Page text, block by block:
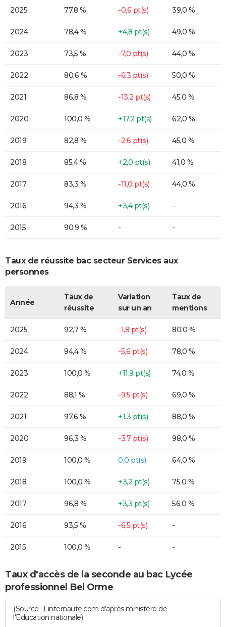
2025 77,8 % -0,6 pt(s) 39,0 %
2024 78,4 % +4,8 pt(s) 49,0 %
2023 73,5 % -7,0 pt(s) 44,0 %
2022 80,6 % -6,3 pt(s) 50,0 %
2021 86,8 % -13,2 pt(s) 45,0 %
2020 100,0 % +17,2 pt(s) 62,0 %
2019 82,8 % -2,6 pt(s) 45,0 %
2018 85,4 % +2,0 pt(s) 41,0 %
2017 83,3 % -11,0 pt(s) 44,0 %
2016 94,3 % +3,4 pt(s) -
2015 90,9 % - -
Taux de réussite bac secteur Services aux
personnes
Année
Taux de
réussite
Variation
sur un an
Taux de
mentions
2025 92,7 % -1,8 pt(s) 80,0 %
2024 94,4 % -5,6 pt(s) 78,0 %
2023 100,0 % +11,9 pt(s) 74,0 %
2022 88,1 % -9,5 pt(s) 69,0 %
2021 97,6 % +1,3 pt(s) 88,0 %
2020 96,3 % -3,7 pt(s) 98,0 %
2019 100,0 % 0,0 pt(s) 64,0 %
2018 100,0 % +3,2 pt(s) 75,0 %
2017 96,8 % +3,3 pt(s) 56,0 %
2016 93,5 % -6,5 pt(s) -
2015 100,0 % - -
Taux d'accès de la seconde au bac Lycée
professionnel Bel Orme
(Source : Linternaute.com d'après ministère de
l'Education nationale)